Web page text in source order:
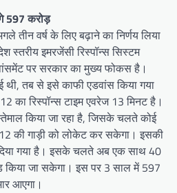
597 करोड़
तीन वर्ष के लिए बढ़ाने का निर्णय लिया
स्तरीय इमरजेंसी रिस्पॉन्स सिस्टम
पर सरकार का मुख्य फोकस है।
तब से इसे काफी एडवांस किया गया
का रिस्पॉन्स टाइम एवरेज 13 मिनट है।
किया जा रहा है, जिसके चलते कोई
की गाड़ी को लोकेट कर सकेगा। इसकी
गया है। इसके चलते अब एक साथ 40
किया जा सकेगा। इस पर 3 साल में 597
आएगा।